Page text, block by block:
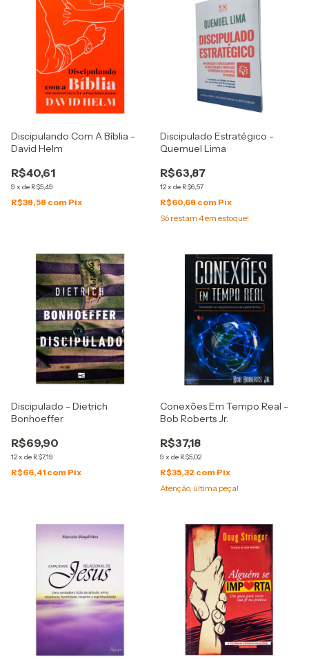
Discipulando Com A Bíblia -
David Helm
R$40,61
9 x de R$5,49
R$38,58 com Pix
Discipulado Estratégico -
Quemuel Lima
R$63,87
12x de R$6,57
R$60,68 com Pix
Só restam 4em estoque!
Discipulado - Dietrich
Bonhoeffer
R$69,90
12x de R$7,19
R$66,41 com Pix
Conexões Em Tempo Real -
Bob Roberts Jr.
R$37,18
9 x de R$5,02
R$35,32 com Pix
Atenção, última peça!